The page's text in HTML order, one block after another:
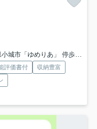
市「ゆめりあ」 停歩22分
評価書付
収納豊富